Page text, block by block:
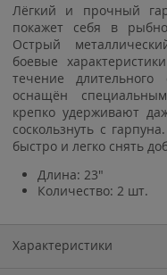
Лёгкий и прочный
покажет себя в
Острый
боевые
течение длительного
оснащён
крепко удерживают
соскользнуть с
быстро и легко снять
Длина: 23"
Количество: 2 шт.
Характеристики